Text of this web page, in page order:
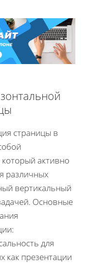
страницы в
активно
различных
вертикальный
Основные
для
как презентации